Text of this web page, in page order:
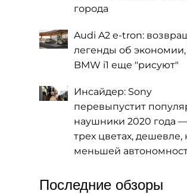
города
Audi A2 e-tron:
легенды об экономии,
BMW i1 еще "рисуют"
Инсайдер: Sony
перевыпустит
наушники 2020 года
трех цветах, дешевле,
меньшей
Последние обзоры